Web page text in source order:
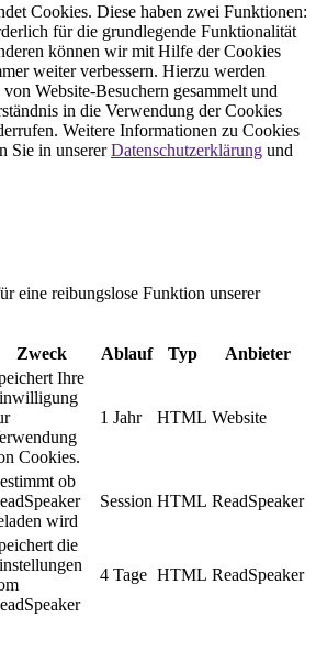
Cookies. Diese haben zwei Funktionen:
für die grundlegende Funktionalität
können wir mit Hilfe der Cookies
weiter verbessern. Hierzu werden
Website-Besuchern gesammelt und
in die Verwendung der Cookies
Weitere Informationen zu Cookies
Sie in unsererDatenschutzerklärung und
eine reibungslose Funktion unserer
Zweck Ablauf Typ Anbieter
Ihre
Cookies.
1 Jahr HTML Website
ob
wird
Session HTML ReadSpeaker
die
4 Tage HTML ReadSpeaker